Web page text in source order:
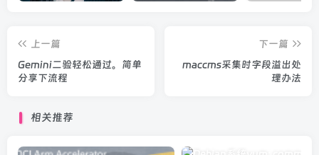
上一篇
Gemini二验轻松通过。简单
分享下流程
下一篇
maccms采集时字段溢出处
理办法
相关推荐